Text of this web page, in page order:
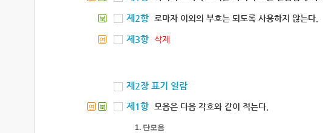
북 제2항 로마자 이외의 부호는 되도록 사용하지 않는다.
연 제3항 삭제
제2장 표기 일람
연 북 제1항 모음은 다음 각호와 같이 적는다.
1. 단모음